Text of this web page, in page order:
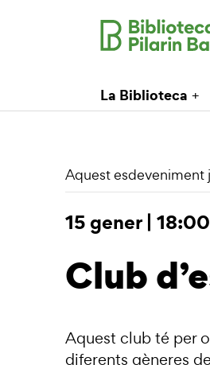
La Biblioteca
Aquest esdeveniment
15 gener | 18:00
Club
Aquest club té per
diferents gèneres